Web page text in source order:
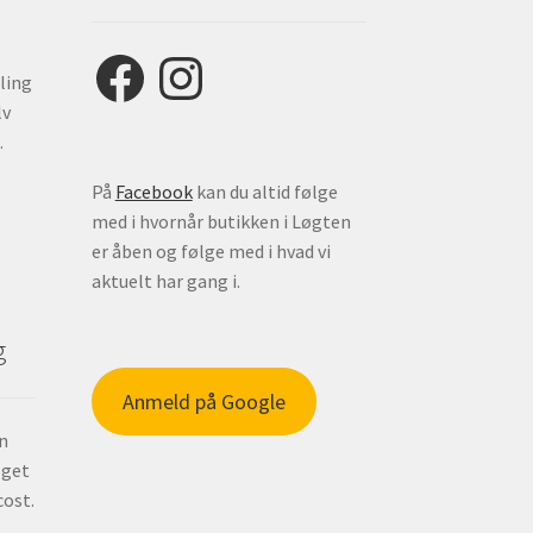
FacebookInstagram
På Facebookkan du altid følge
med i hvornår butikken i Løgten
er åben og følge med i hvad vi
aktuelt har gang i.
Anmeld på Google